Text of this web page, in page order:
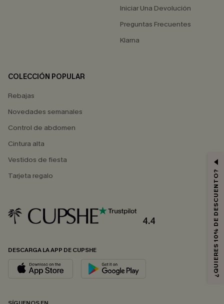
Iniciar Una Devolución
Preguntas Frecuentes
Klarna
COLECCIÓN POPULAR
Rebajas
Novedades semanales
Control de abdomen
Cintura alta
Vestidos de fiesta
Tarjeta regalo
4.4
DESCARGA LA APP DE CUPSHE ¿QUIERES 10% DE DESCUENTO?